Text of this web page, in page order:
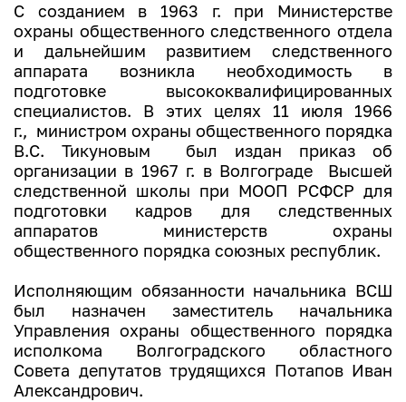
С созданием в 1963 г. при Министерстве
охраны общественного следственного отдела
и дальнейшим развитием следственного
аппарата возникла необходимость в
подготовке высококвалифицированных
специалистов. В этих целях 11 июля 1966
г., министром охраны общественного порядка
В.С. Тикуновым был издан приказ об
организации в 1967 г. в Волгограде Высшей
следственной школы при МООП РСФСР для
подготовки кадров для следственных
аппаратов министерств охраны
общественного порядка союзных республик.
Исполняющим обязанности начальника ВСШ
был назначен заместитель начальника
Управления охраны общественного порядка
исполкома Волгоградского областного
Совета депутатов трудящихся Потапов Иван
Александрович.